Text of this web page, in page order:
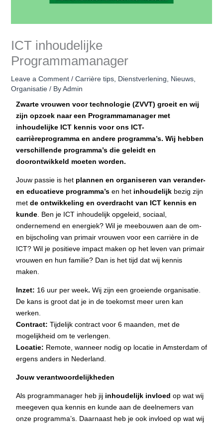
ICT inhoudelijke
Programmamanager
Leave a Comment / Carrière tips, Dienstverlening Nieuws,
Organisatie/ ByAdmin
Zwarte vrouwen voor technologie (ZVVT) groeit en wij
zijn opzoek naar een Programmamanager met
inhoudelijke ICT kennis voor ons ICT-
carrièreprogramma en andere programma’s. Wij hebben
verschillende programma’s die geleidt en
doorontwikkeld moeten worden.
Jouw passie is het plannen en organiseren van verander-
en educatieve programma’sen het inhoudelijk bezig zijn
met de ontwikkeling en overdracht van ICT kennis en
kunde. Ben je ICT inhoudelijk opgeleid, sociaal,
ondernemend en energiek? Wil je meebouwen aan de om-
en bijscholing van primair vrouwen voor een carrière in de
ICT? Wil je positieve impact maken op het leven van primair
vrouwen en hun familie? Dan is het tijd dat wij kennis
maken.
Inzet: 16 uur per week. Wij zijn een groeiende organisatie.
De kans is groot dat je in de toekomst meer uren kan
werken.
Contract: Tijdelijk contract voor 6 maanden, met de
mogelijkheid om te verlengen.
Locatie: Remote, wanneer nodig op locatie in Amsterdam of
ergens anders in Nederland.
Jouw verantwoordelijkheden
Als programmanager heb jij inhoudelijk invloed op wat wij
meegeven qua kennis en kunde aan de deelnemers van
onze programma’s. Daarnaast heb je ook invloed op wat wij